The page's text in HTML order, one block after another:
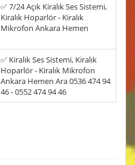
✅ 7/24 Açık Kiralık Ses Sistemi,
Kiralık Hoparlör - Kiralık
Mikrofon Ankara Hemen
✅ Kiralık Ses Sistemi, Kiralık
Hoparlör - Kiralık Mikrofon
Ankara Hemen Ara 0536 474 94
46 - 0552 474 94 46